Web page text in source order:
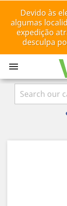
Devido às
algumas
expedição
desculpa
